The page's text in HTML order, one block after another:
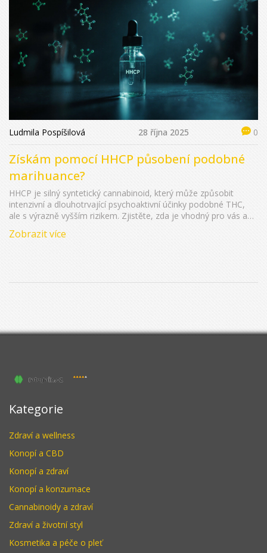
Ludmila Pospíšilová 28 října 2025 0
Získám pomocí HHCP působení podobné
marihuance?
HHCP je silný syntetický cannabinoid, který může způsobit
intenzivní a dlouhotrvající psychoaktivní účinky podobné THC,
ale s výrazně vyšším rizikem. Zjistěte, zda je vhodný pro vás a
Zobrazit více
Kategorie
Zdraví a wellness
Konopí a CBD
Konopí a zdraví
Konopí a konzumace
Cannabinoidy a zdraví
Zdraví a životní styl
Kosmetika a péče o pleť